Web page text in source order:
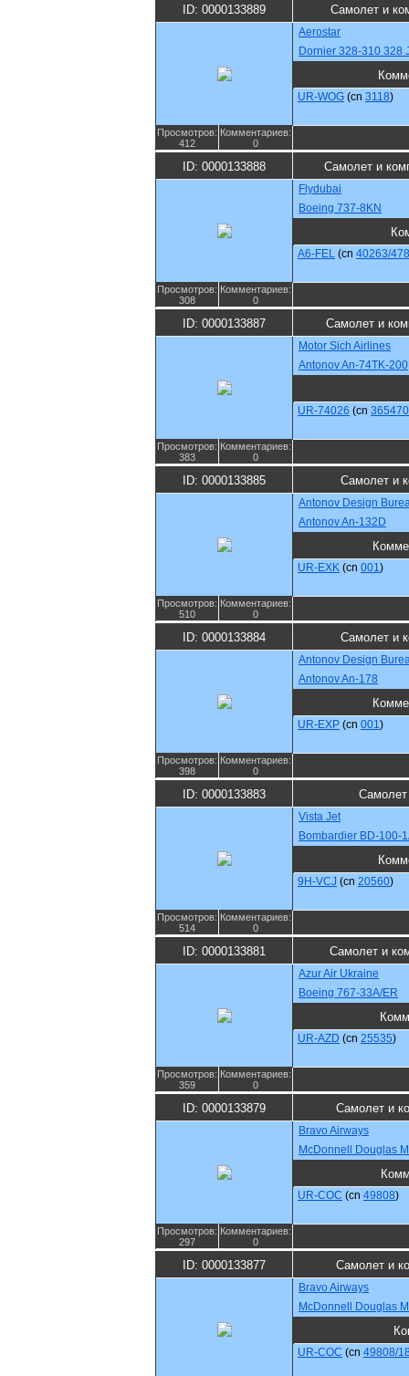
ID: 0000133889 Самолет и
Aerostar
Dornier 328-310 328
UR-WOG (cn 3118)
Просмотров:
412
Комментариев:
0
ID: 0000133888 Самолет и
Flydubai
Boeing 737-8KN
A6-FEL (cn 40263/
Просмотров:
308
Комментариев:
0
ID: 0000133887 Самолет и
Motor Sich Airlines
Antonov An-74TK-200
UR-74026 (cn
Просмотров:
383
Комментариев:
0
ID: 0000133885 Самолет и
Antonov Design
Antonov An-132D
UR-EXK (cn 001)
Просмотров:
510
Комментариев:
0
ID: 0000133884 Самолет и
Antonov Design
Antonov An-178
UR-EXP (cn 001)
Просмотров:
398
Комментариев:
0
ID: 0000133883 Самолет
Vista Jet
Bombardier BD-100-
9H-VCJ (cn 20560)
Просмотров:
514
Комментариев:
0
ID: 0000133881 Самолет и
Azur Air Ukraine
Boeing 767-33A/ER
UR-AZD (cn 25535)
Просмотров:
359
Комментариев:
0
ID: 0000133879 Самолет и
Bravo Airways
McDonnell Douglas
UR-COC (cn 49808)
Просмотров:
297
Комментариев:
0
ID: 0000133877 Самолет и
Bravo Airways
McDonnell Douglas
UR-COC (cn 49808/